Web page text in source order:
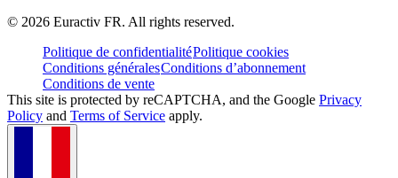
© 2026 Euractiv FR. All rights reserved.
Politique de confidentialitéPolitique cookies
Conditions généralesConditions d’abonnement
Conditions de vente
This site is protected by reCAPTCHA, and the Google Privacy
Policy and Terms of Service apply.